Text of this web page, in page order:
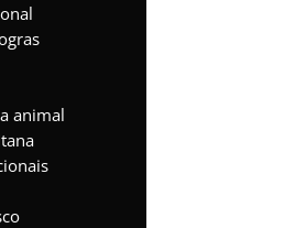
animal